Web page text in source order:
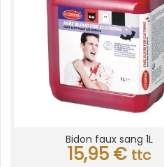
Bidon faux sang 1L
15,95 € ttc